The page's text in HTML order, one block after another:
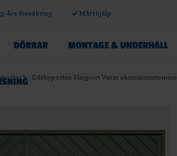
års försäkring Måtthjälp
DÖRRAR MONTAGE & UNDERHÅLL
Edsbyporten Slagport Varm aluminiumstomme